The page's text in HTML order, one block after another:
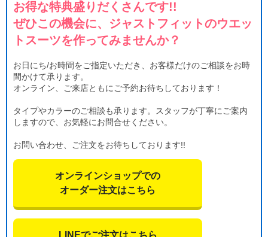
お得な特典盛りだくさんです!!
ぜひこの機会に、ジャストフィットのウエッ
トスーツを作ってみませんか？
お日にち/お時間をご指定いただき、お客様だけのご相談をお時
間かけて承ります。
オンライン、ご来店ともにご予約お待ちしております！
タイプやカラーのご相談も承ります。スタッフが丁寧にご案内
しますので、お気軽にお問合せください。
お問い合わせ、ご注文をお待ちしております!!
オンラインショップでの
オーダー注文はこちら
LINEでご注文はこちら